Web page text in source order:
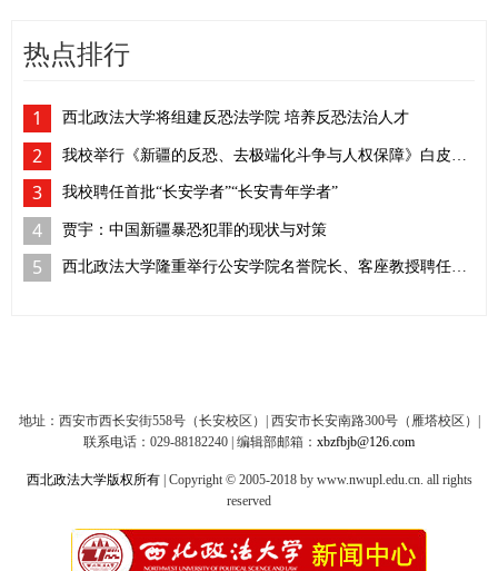
热点排行
1 西北政法大学将组建反恐法学院 培养反恐法治人才
2
3 我校聘任首批“长安学者”“长安青年学者”
4 贾宇：中国新疆暴恐犯罪的现状与对策
5 西北政法大学隆重举行公安学院名誉院长、客座教授聘任仪式
地址：西安市西长安街558号（长安校区）| 西安市长安南路300号（雁塔校区）|
联系电话：029-88182240 | 编辑部邮箱： xbzfbjb@126.com
西北政法大学版权所有| Copyright © 2005-2018 by www.nwupl.edu.cn. all rights
reserved